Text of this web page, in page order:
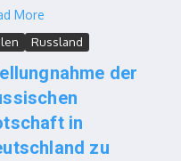
More
Russland
der
in
zu